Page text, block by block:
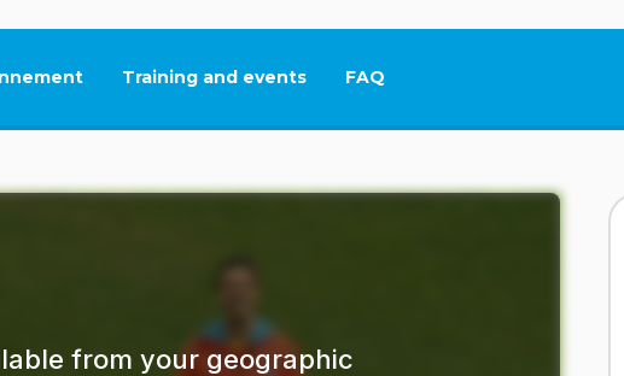
Training and events FAQ
This link will open in a new tab.
from your geographic